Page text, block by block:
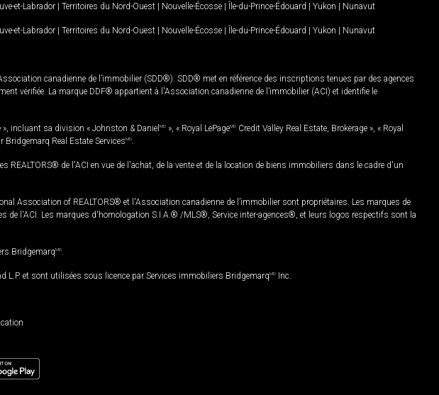
et-Labrador | Territoires du Nord-Ouest | Nouvelle-Écosse | Île-du-Prince-Édouard | Yukon | Nunavut
et-Labrador | Territoires du Nord-Ouest | Nouvelle-Écosse | Île-du-Prince-Édouard | Yukon | Nunavut
canadienne de l’immobilier (SDD®). SDD® met en référence des inscriptions tenues par des agences
vérifiée. La marque DDF® appartient à l'Association canadienne de l’immobilier (ACI) et identifie le
», incluant sa division « Johnston & Daniel MD », « Royal LePageMD Credit Valley Real Estate, Brokerage », « Royal
Real Estate ServicesMD
de l'ACI en vue de l'achat, de la vente et de la location de biens immobiliers dans le cadre d'un
Association of REALTORS® et l'Association canadienne de l’immobilier sont propriétaires. Les marques de
l'ACI. Les marques d'homologation S.I.A.® /MLS®, Service inter-agences®, et leurs logos respectifs sont la
BridgemarqMD
L.P. et sont utilisées sous licence par Services immobiliers BridgemarqMD Inc.